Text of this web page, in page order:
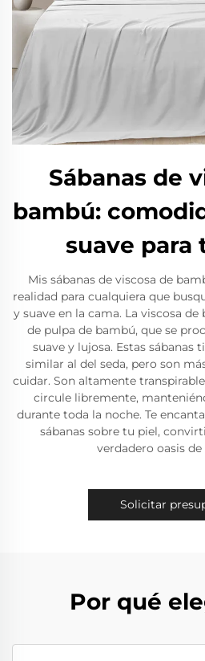
Sábanas de
bambú:
suave para
Mis sábanas de viscosa de
realidad para cualquiera que
y suave en la cama. La viscosa
de pulpa de bambú, que se
suave y lujosa. Estas sábanas
similar al del seda, pero son
cuidar. Son altamente
circule libremente,
durante toda la noche. Te
sábanas sobre tu piel,
verdadero oasis
Solicitar
Por qué